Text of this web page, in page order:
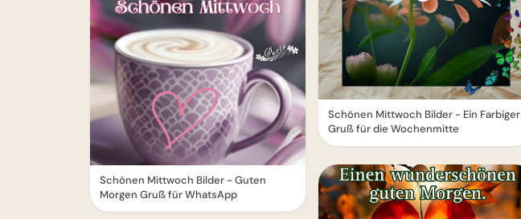
Schönen Mittwoch Bilder - Guten
Morgen Gruß für WhatsApp
Schönen Mittwoch Bilder - Ein Farbiger
Gruß für die Wochenmitte